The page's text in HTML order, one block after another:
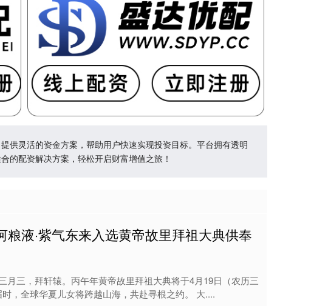
供灵活的资金方案，帮助用户快速实现投资目标。平台拥有透明
的配资解决方案，轻松开启财富增值之旅！
粮液·紫气东来入选黄帝故里拜祖大典供奉
月三，拜轩辕。丙午年黄帝故里拜祖大典将于4月19日（农历三
，全球华夏儿女将跨越山海，共赴寻根之约。 大....